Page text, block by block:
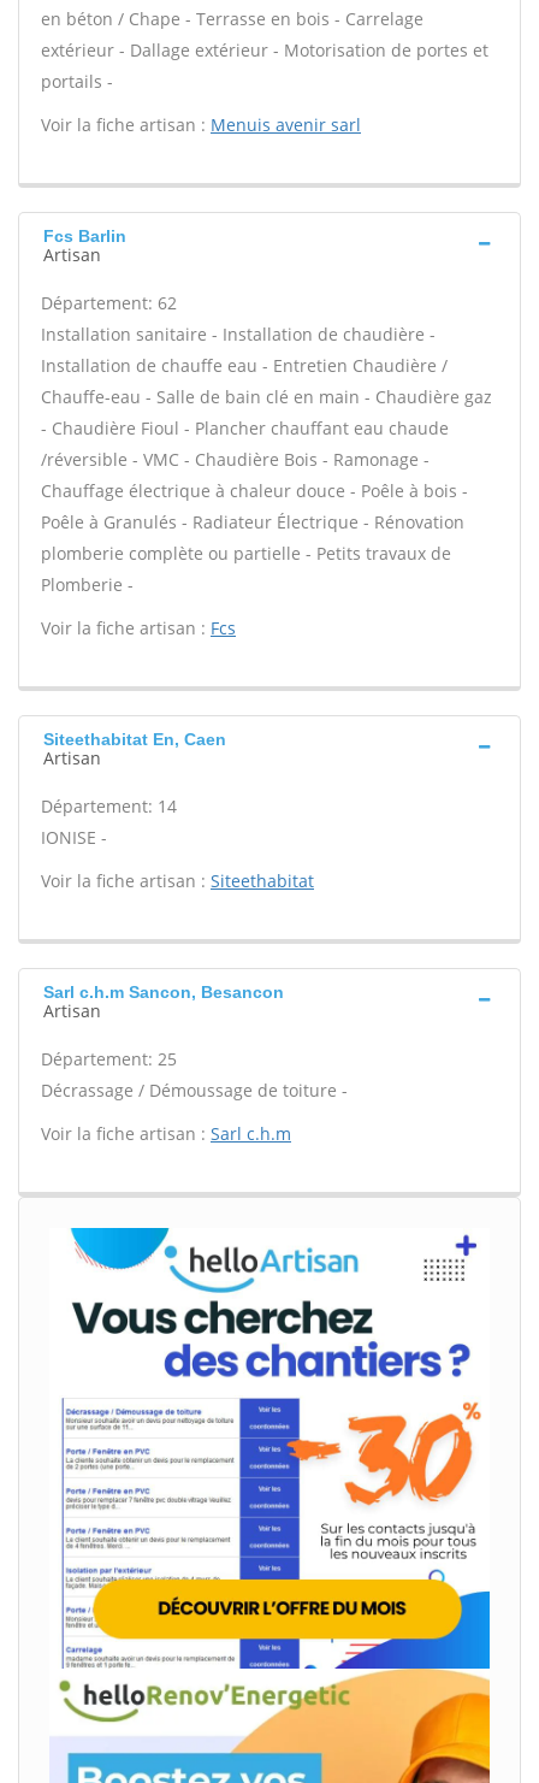
en béton / Chape - Terrasse en bois - Carrelage
extérieur - Dallage extérieur - Motorisation de portes et
portails -
Voir la fiche artisan : Menuis avenir sarl
Fcs Barlin
Artisan
Département: 62
Installation sanitaire - Installation de chaudière -
Installation de chauffe eau - Entretien Chaudière /
Chauffe-eau - Salle de bain clé en main - Chaudière gaz
- Chaudière Fioul - Plancher chauffant eau chaude
/réversible - VMC - Chaudière Bois - Ramonage -
Chauffage électrique à chaleur douce - Poêle à bois -
Poêle à Granulés - Radiateur Électrique - Rénovation
plomberie complète ou partielle - Petits travaux de
Plomberie -
Voir la fiche artisan : Fcs
Siteethabitat En, Caen
Artisan
Département: 14
IONISE -
Voir la fiche artisan : Siteethabitat
Sarl c.h.m Sancon, Besancon
Artisan
Département: 25
Décrassage / Démoussage de toiture -
Voir la fiche artisan : Sarl c.h.m